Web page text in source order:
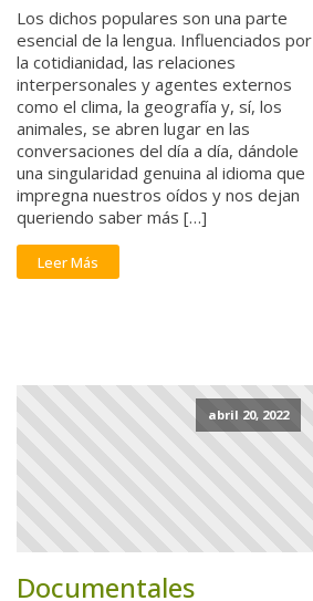
Los dichos populares son una parte
esencial de la lengua. Influenciados por
la cotidianidad, las relaciones
interpersonales y agentes externos
como el clima, la geografía y, sí, los
animales, se abren lugar en las
conversaciones del día a día, dándole
una singularidad genuina al idioma que
impregna nuestros oídos y nos dejan
queriendo saber más […]
Leer Más
abril 20, 2022
Documentales